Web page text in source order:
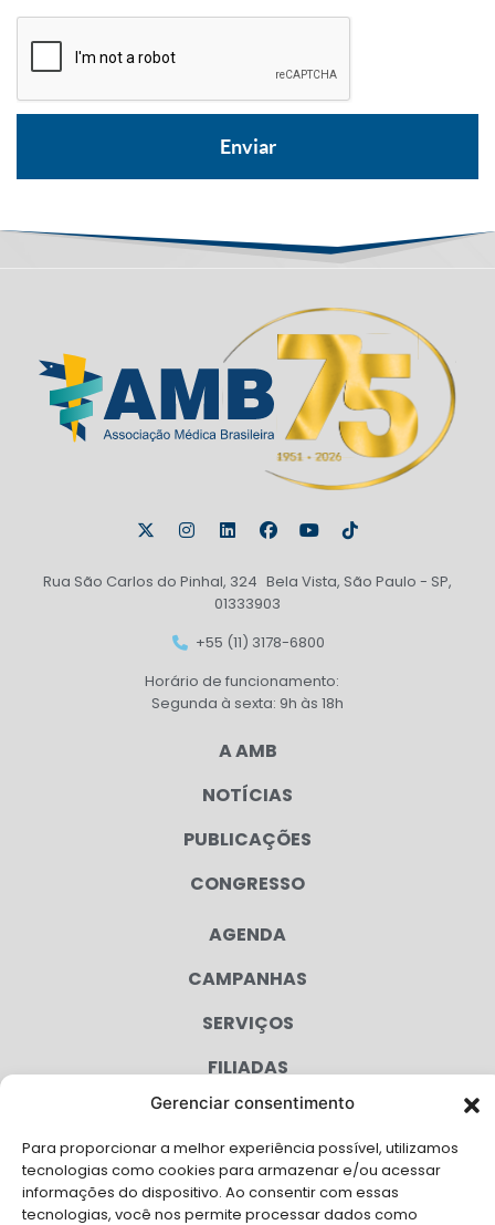
Gerenciar consentimento
Para proporcionar a melhor experiência possível, utilizamos
tecnologias como cookies para armazenar e/ou acessar
informações do dispositivo. Ao consentir com essas
tecnologias, você nos permite processar dados como
Rua São Carlos do Pinhal, 324 Bela Vista, São Paulo - SP,
01333903
+55 (11) 3178-6800
Horário de funcionamento:
Segunda à sexta: 9h às 18h
A AMB
NOTÍCIAS
PUBLICAÇÕES
CONGRESSO
AGENDA
CAMPANHAS
SERVIÇOS
FILIADAS
LGPD
FALE CONOSCO
Solicite Apoio Institucional da AMB para o seu evento